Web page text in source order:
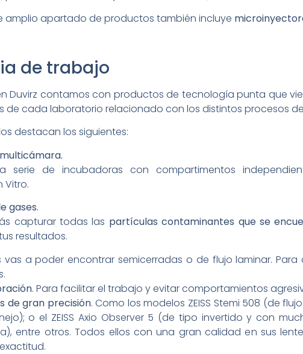
amplio apartado de productos también incluye
de trabajo
Duvirz contamos con productos de tecnología punta que
de cada laboratorio relacionado con los distintos procesos
destacan los siguientes:
serie de incubadoras con compartimentos
Vitro.
gases.
capturar todas las partículas contaminantes que se
resultados.
vas a poder encontrar semicerradas o de flujo laminar.
. Para facilitar el trabajo y evitar comportamientos
de gran precisión. Como los modelos ZEISS Stemi 508 (de
o el ZEISS Axio Observer 5 (de tipo invertido y con
entre otros. Todos ellos con una gran calidad en sus